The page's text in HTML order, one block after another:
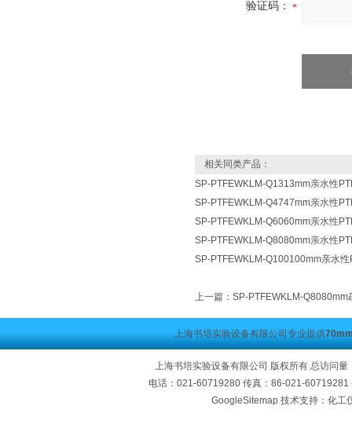
验证码：
相关同类产品：
SP-PTFEWKLM-Q1313mm亲水性
SP-PTFEWKLM-Q4747mm亲水性
SP-PTFEWKLM-Q6060mm亲水性
SP-PTFEWKLM-Q8080mm亲水性
SP-PTFEWKLM-Q100100mm亲水
上一篇： SP-PTFEWKLM-Q8080mm
上海书培实验设备有限公司专业提供
上海书培实验设备有限公司 版权所有 总访问量
电话：021-60719280 传真：86-021-
GoogleSitemap技术支持：化工